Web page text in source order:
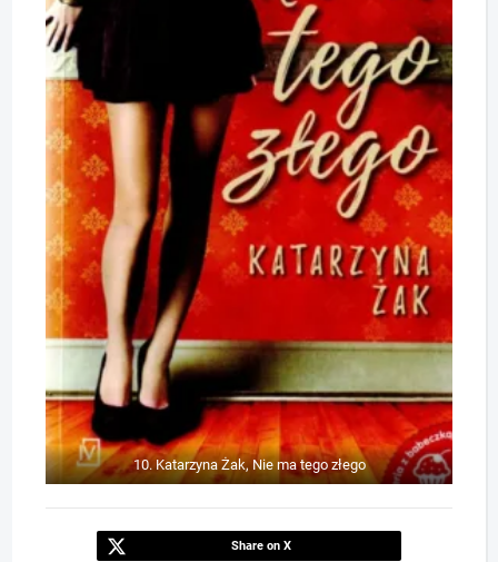
10. Katarzyna Żak, Nie ma tego złego
Share on X